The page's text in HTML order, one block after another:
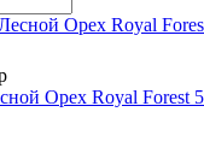
Орех Royal Forest